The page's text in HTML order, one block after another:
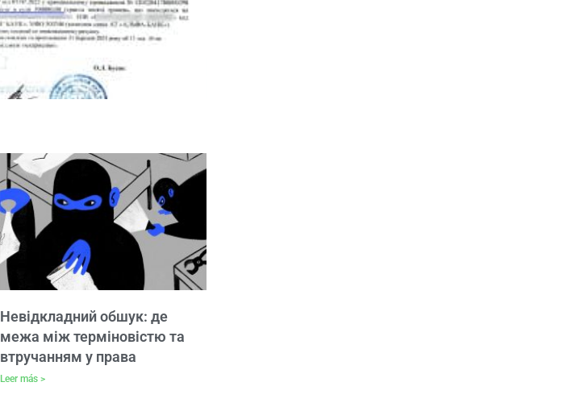
Невідкладний обшук: де
межа між терміновістю та
втручанням у права
Leer más >